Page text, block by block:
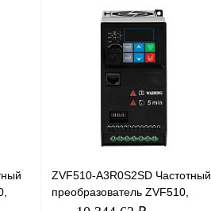
ZVF510-A3R0S2SD Частотный
преобразователь ZVF510,